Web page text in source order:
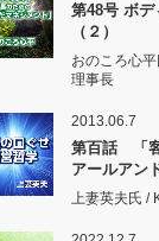
第48号 ボ
（２）
おのころ心
理事長
2013.06.7
第百話 「
アールアン
上妻英夫氏 /